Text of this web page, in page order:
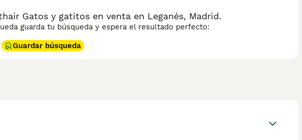
Gatos y gatitos en venta en Leganés, Madrid.
guarda tu búsqueda y espera el resultado perfecto:
Guardar búsqueda